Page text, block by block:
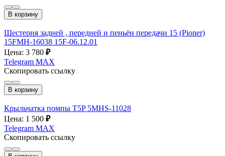
В корзину
Шестерня задней , передней и пеньён передачи 15 (Pioner)
15FMH-16038 15F-06.12.01
Цена: 3 780 ₽
Telegram MAX
Скопировать ссылку
В корзину
Крыльчатка помпы T5P 5MHS-11028
Цена: 1 500 ₽
Telegram MAX
Скопировать ссылку